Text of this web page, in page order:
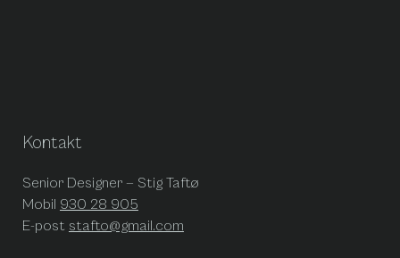
Kontakt
Senior Designer — Stig Taftø
Mobil 930 28 905
E-post stafto@gmail.com